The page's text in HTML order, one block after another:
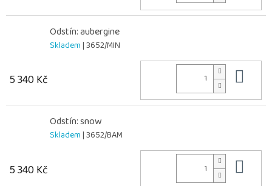
Odstín: aubergine
Skladem| 3652/MIN
5 340 Kč
Odstín: snow
Skladem| 3652/BAM
5 340 Kč